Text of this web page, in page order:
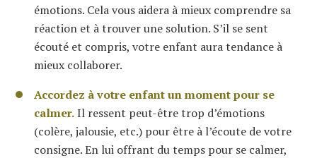
émotions. Cela vous aidera à mieux comprendre sa
réaction et à trouver une solution. S’il se sent
écouté et compris, votre enfant aura tendance à
mieux collaborer.
Accordez à votre enfant un moment pour se
calmer.Il ressent peut-être trop d’émotions
(colère, jalousie, etc.) pour être à l’écoute de votre
consigne. En lui offrant du temps pour se calmer,